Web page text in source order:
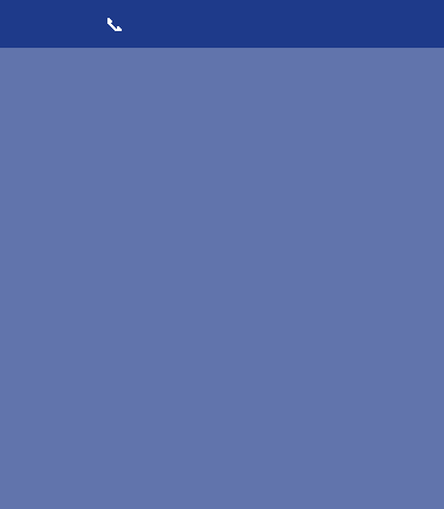
📞